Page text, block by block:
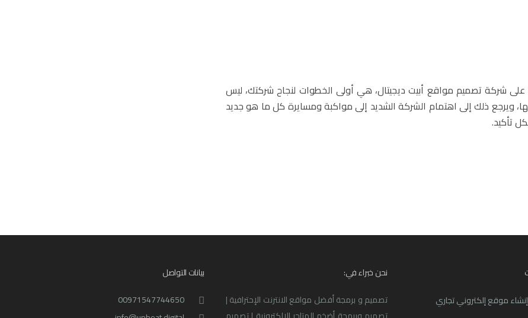
على شركة تصميم مواقع أبيت ديجيتال، هي أولى الخطوات لنجاح شركتك، ليس
ويرجع ذلك إلى اهتمام الشركة الشديد إلى مواكبة ومسايرة كل ما هو جديد
تأكيد.
إنشاء موقع إلكتروني تجاري
نحن خبراء في:
تصميم و برمجة أفضل مواقع الانترنت الإحترافية |
بيانات التواصل
00971547744650